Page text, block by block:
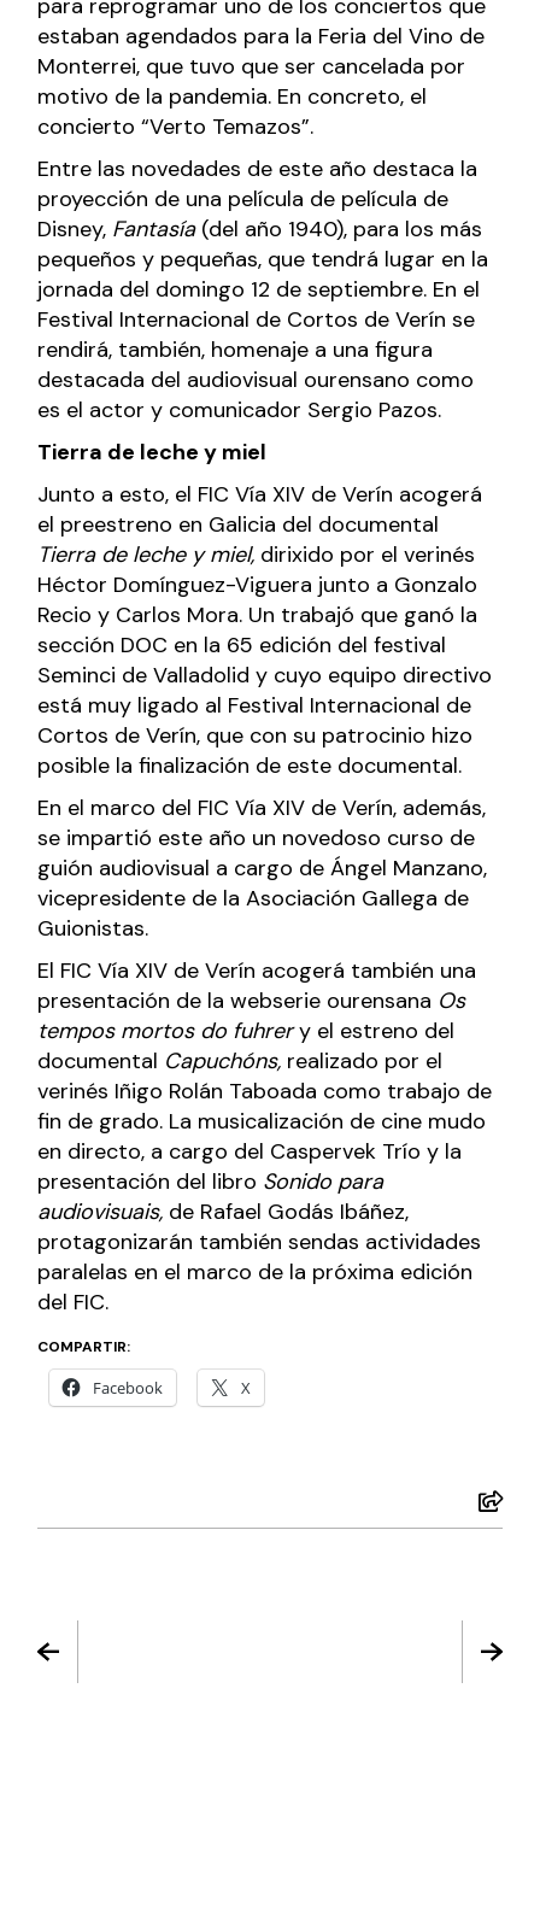
para reprogramar uno de los conciertos que
estaban agendados para la Feria del Vino de
Monterrei, que tuvo que ser cancelada por
motivo de la pandemia. En concreto, el
concierto “Verto Temazos”.
Entre las novedades de este año destaca la
proyección de una película de película de
Disney, Fantasía(del año 1940), para los más
pequeños y pequeñas, que tendrá lugar en la
jornada del domingo 12 de septiembre. En el
Festival Internacional de Cortos de Verín se
rendirá, también, homenaje a una figura
destacada del audiovisual ourensano como
es el actor y comunicador Sergio Pazos.
Tierra de leche y miel
Junto a esto, el FIC Vía XIV de Verín acogerá
el preestreno en Galicia del documental
Tierra de leche y miel, dirixido por el verinés
Héctor Domínguez-Viguera junto a Gonzalo
Recio y Carlos Mora. Un trabajó que ganó la
sección DOC en la 65 edición del festival
Seminci de Valladolid y cuyo equipo directivo
está muy ligado al Festival Internacional de
Cortos de Verín, que con su patrocinio hizo
posible la finalización de este documental.
En el marco del FIC Vía XIV de Verín, además,
se impartió este año un novedoso curso de
guión audiovisual a cargo de Ángel Manzano,
vicepresidente de la Asociación Gallega de
Guionistas.
El FIC Vía XIV de Verín acogerá también una
presentación de la webserie ourensana Os
tempos mortos do fuhrery el estreno del
documental Capuchóns, realizado por el
verinés Iñigo Rolán Taboada como trabajo de
fin de grado. La musicalización de cine mudo
en directo, a cargo del Caspervek Trío y la
presentación del libro Sonido para
audiovisuais, de Rafael Godás Ibáñez,
protagonizarán también sendas actividades
paralelas en el marco de la próxima edición
del FIC.
COMPARTIR:
Facebook X